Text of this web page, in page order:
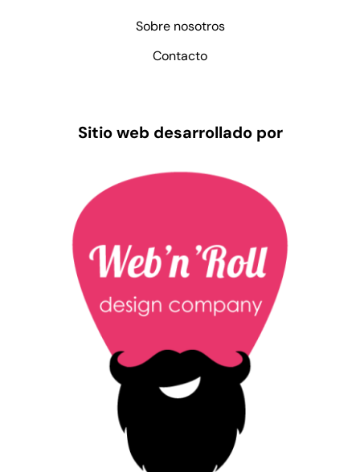
Sobre nosotros
Contacto
Sitio web desarrollado por